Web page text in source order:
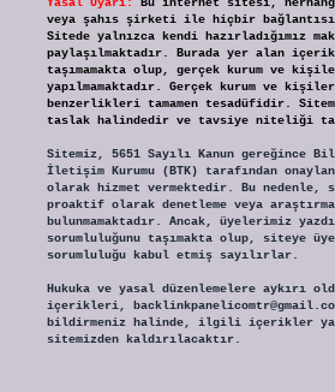
Yasal Uyarı:
Bu internet sitesi,
veya şahıs şirketi ile hiçbir bağlantısı
Sitede yalnızca kendi hazırladığımız
paylaşılmaktadır. Burada yer alan
taşımamakta olup, gerçek kurum ve
yapılmamaktadır. Gerçek kurum ve
benzerlikleri tamamen tesadüfidir.
taslak halindedir ve tavsiye niteliği
Sitemiz, 5651 Sayılı Kanun gereğince
İletişim Kurumu (BTK) tarafından
olarak hizmet vermektedir. Bu
proaktif olarak denetleme veya araştırma
bulunmamaktadır. Ancak, üyelerimiz
sorumluluğunu taşımakta olup, siteye
sorumluluğu kabul etmiş sayılırlar.
Hukuka ve yasal düzenlemelere aykırı
içerikleri,
bildirmeniz halinde, ilgili içerikler
sitemizden kaldırılacaktır.